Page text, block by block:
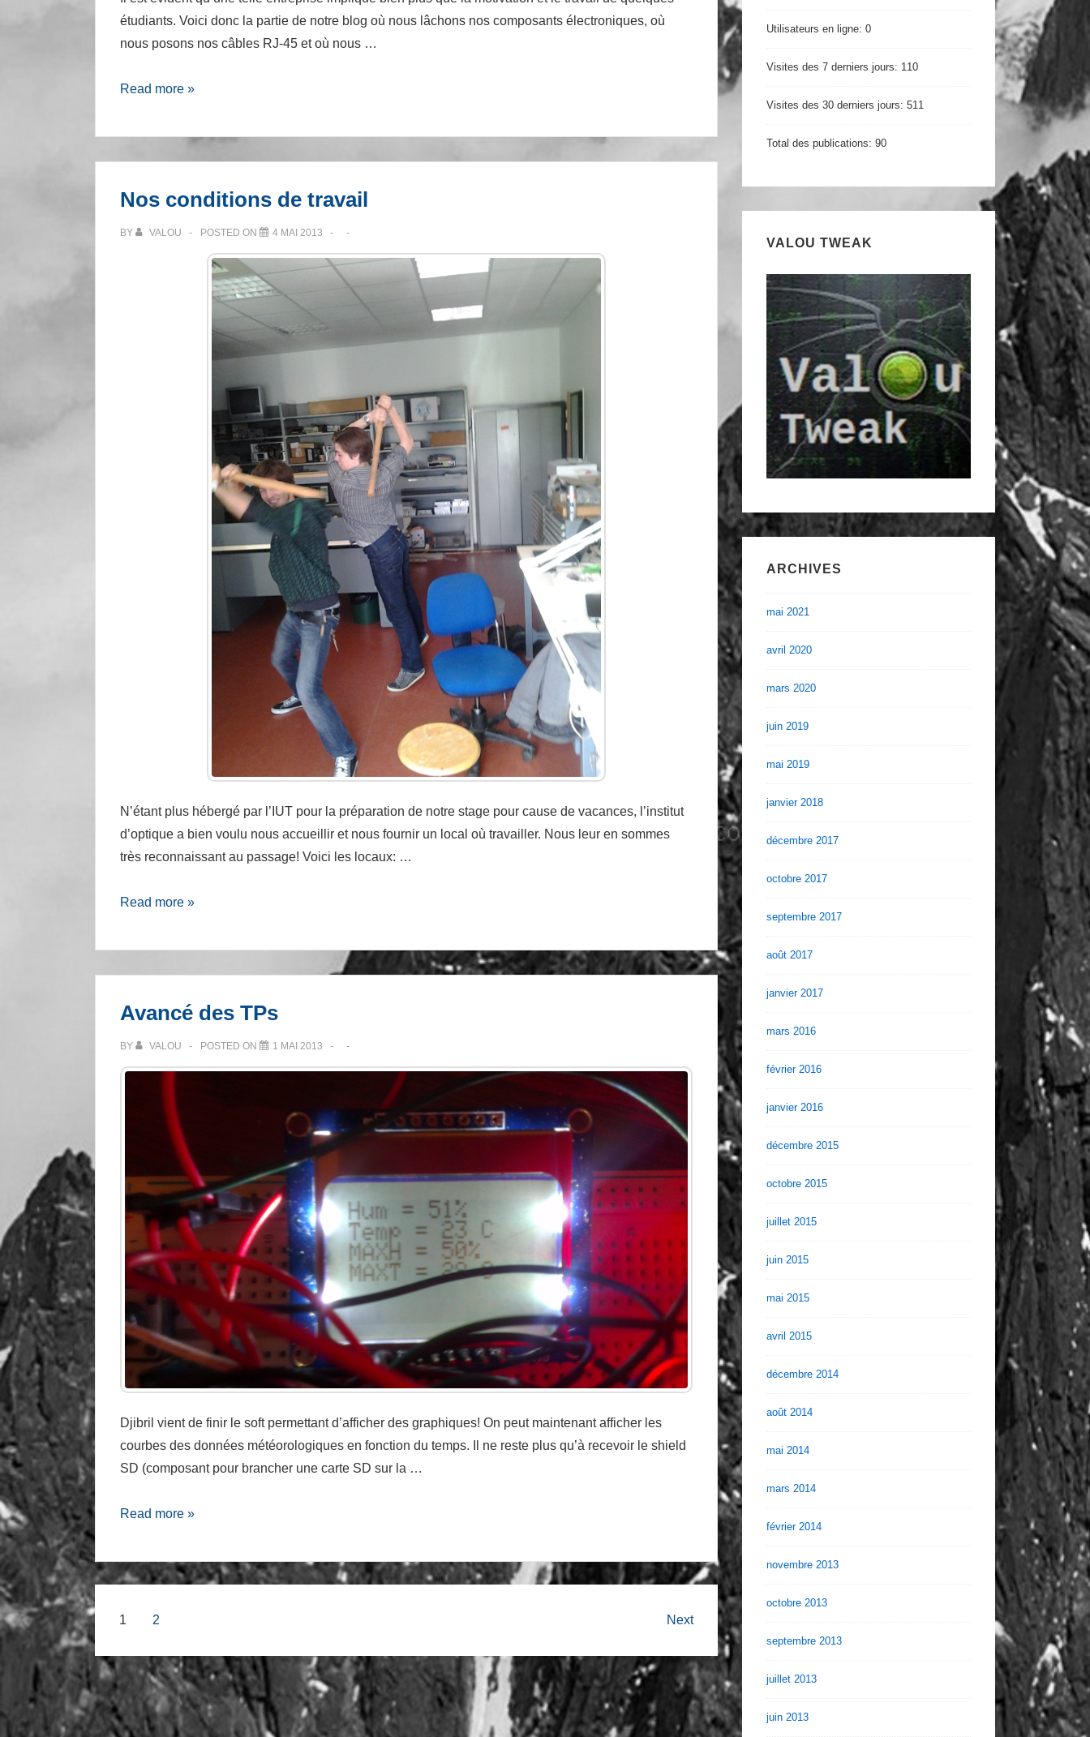
étudiants. Voici donc la partie de notre blog où nous lâchons nos composants électroniques, où
nous posons nos câbles RJ-45 et où nous …
Remerciements
Read more »
Nos conditions de travail
BY VALOU POSTED ON 4 MAI 2013
N’étant plus hébergé par l’IUT pour la préparation de notre stage pour cause de vacances, l’institut
d’optique a bien voulu nous accueillir et nous fournir un local où travailler. Nous leur en sommes
très reconnaissant au passage! Voici les locaux: …
Nos
de
Read more »
Avancé des TPs
BY VALOU POSTED ON 1 MAI 2013
Djibril vient de finir le soft permettant d’afficher des graphiques! On peut maintenant afficher les
courbes des données météorologiques en fonction du temps. Il ne reste plus qu’à recevoir le shield
SD (composant pour brancher une carte SD sur la …
Avancé
TPs
Read more »
Navigation
articles
1 2 Next
Utilisateurs en ligne: 0
Visites des 7 derniers jours: 110
Visites des 30 derniers jours: 511
Total des publications: 90
VALOU TWEAK
ARCHIVES
mai 2021
avril 2020
mars 2020
juin 2019
mai 2019
janvier 2018
décembre 2017
octobre 2017
septembre 2017
août 2017
janvier 2017
mars 2016
février 2016
janvier 2016
décembre 2015
octobre 2015
juillet 2015
juin 2015
mai 2015
avril 2015
décembre 2014
août 2014
mai 2014
mars 2014
février 2014
novembre 2013
octobre 2013
septembre 2013
juillet 2013
juin 2013